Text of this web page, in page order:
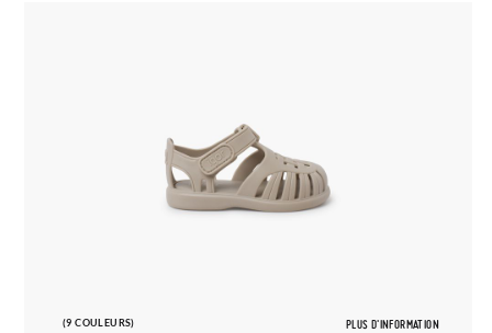
(9 COULEURS) PLUS D'INFORMATION